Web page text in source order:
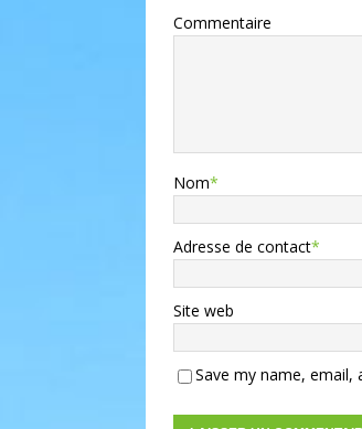
Commentaire
Nom*
Adresse de contact*
Site web
Save my name,